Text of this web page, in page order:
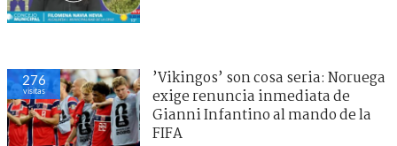
276
visitas
’Vikingos’ son cosa seria: Noruega
exige renuncia inmediata de
Gianni Infantino al mando de la
FIFA